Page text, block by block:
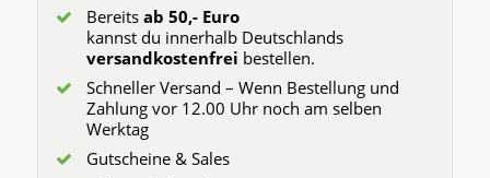
Bereits ab 50,- Euro
kannst du innerhalb Deutschlands
versandkostenfrei bestellen.
Schneller Versand – Wenn Bestellung und
Zahlung vor 12.00 Uhr noch am selben
Werktag
Gutscheine & Sales